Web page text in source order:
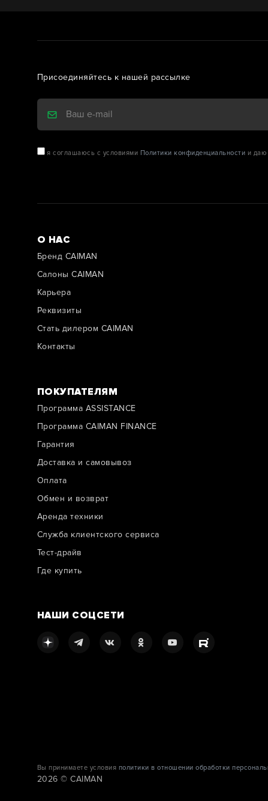
Присоединяйтесь к нашей рассылке
я соглашаюсь с условиями Политики конфиденциальности и даю
О НАС
Бренд CAIMAN
Салоны CAIMAN
Карьера
Реквизиты
Стать дилером CAIMAN
Контакты
ПОКУПАТЕЛЯМ
Программа ASSISTANCE
Программа CAIMAN FINANCE
Гарантия
Доставка и самовывоз
Оплата
Обмен и возврат
Аренда техники
Служба клиентского сервиса
Тест-драйв
Где купить
НАШИ СОЦСЕТИ
Вы принимаете условия политики в отношении обработки
2026 © CAIMAN